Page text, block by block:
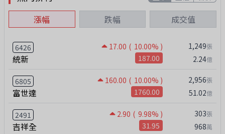
漲幅 跌幅 成交值
6426 17.00 ( 10.00% )
統新 187.00
1,249張
2.24億
6805 160.00 ( 10.00% )
富世達 1760.00
2,956張
51.02億
2491 2.90 ( 9.98% )
吉祥全 31.95
303張
968萬